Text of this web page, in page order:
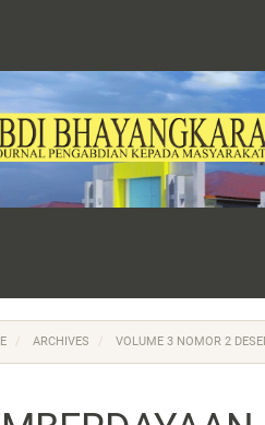
ARCHIVES VOLUME 3 NOMOR 2